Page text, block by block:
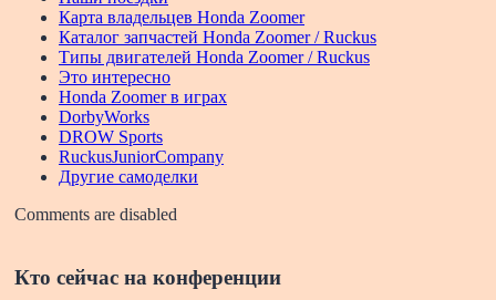
Карта владельцев Honda Zoomer
Каталог запчастей Honda Zoomer / Ruckus
Типы двигателей Honda Zoomer / Ruckus
Это интересно
Honda Zoomer в играх
DorbyWorks
DROW Sports
RuckusJuniorCompany
Другие самоделки
Comments are disabled
Кто сейчас на конференции